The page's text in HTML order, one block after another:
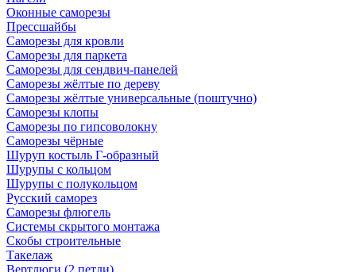
Оконные саморезы
Прессшайбы
Саморезы для кровли
Саморезы для паркета
Саморезы для сендвич-панелей
Саморезы жёлтые по дереву
Саморезы жёлтые универсальные (поштучно)
Саморезы клопы
Саморезы по гипсоволокну
Саморезы чёрные
Шуруп костыль Г-образный
Шурупы с кольцом
Шурупы с полукольцом
Русский саморез
Саморезы флюгель
Системы скрытого монтажа
Скобы строительные
Такелаж
Вертлюги (2 петли)